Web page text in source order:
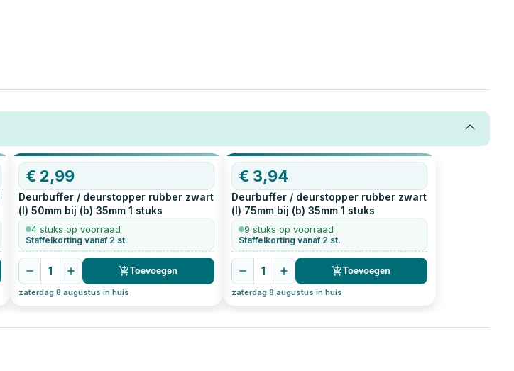
€ 2,99
Deurbuffer / deurstopper rubber zwart
(l) 50mm bij (b) 35mm 1 stuks
4 stuks op voorraad
Staffelkorting vanaf 2 st.
1 Toevoegen
zaterdag 8 augustus in huis
€ 3,94
Deurbuffer / deurstopper rubber zwart
(l) 75mm bij (b) 35mm 1 stuks
9 stuks op voorraad
Staffelkorting vanaf 2 st.
1 Toevoegen
zaterdag 8 augustus in huis